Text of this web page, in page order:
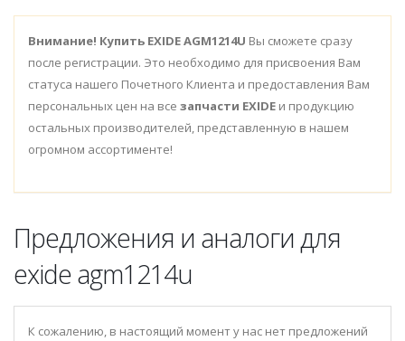
Внимание! Купить EXIDE AGM1214U Вы сможете сразу
после регистрации. Это необходимо для присвоения Вам
статуса нашего Почетного Клиента и предоставления Вам
персональных цен на все запчасти EXIDE и продукцию
остальных производителей, представленную в нашем
огромном ассортименте!
Предложения и аналоги для
exide agm1214u
К сожалению, в настоящий момент у нас нет предложений